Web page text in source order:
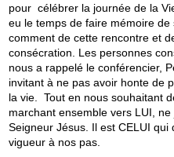
pour célébrer la journée de la
eu le temps de faire mémoire
comment de cette rencontre et
consécration. Les personnes
nous a rappelé le conférencier,
invitant à ne pas avoir honte de
la vie. Tout en nous souhaitant
marchant ensemble vers LUI,
Seigneur Jésus. Il est CELUI
vigueur à nos pas.